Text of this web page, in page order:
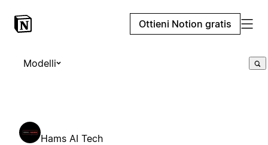
Ottieni Notion gratis
Modelli
Hams AI Tech